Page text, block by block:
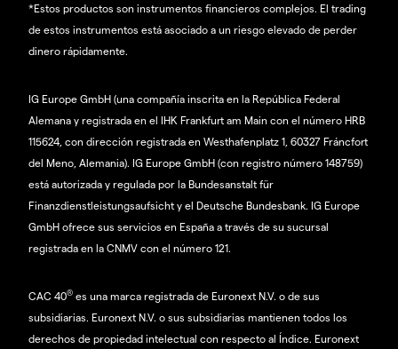
*Estos productos son instrumentos financieros complejos. El trading
de estos instrumentos está asociado a un riesgo elevado de perder
dinero rápidamente.
IG Europe GmbH (una compañía inscrita en la República Federal
Alemana y registrada en el IHK Frankfurt am Main con el número HRB
115624, con dirección registrada en Westhafenplatz 1, 60327 Fráncfort
del Meno, Alemania). IG Europe GmbH (con registro número 148759)
está autorizada y regulada por la Bundesanstalt für
Finanzdienstleistungsaufsicht y el Deutsche Bundesbank. IG Europe
GmbH ofrece sus servicios en España a través de su sucursal
registrada en la CNMV con el número 121.
CAC 40® es una marca registrada de Euronext N.V. o de sus
subsidiarias. Euronext N.V. o sus subsidiarias mantienen todos los
derechos de propiedad intelectual con respecto al Índice. Euronext